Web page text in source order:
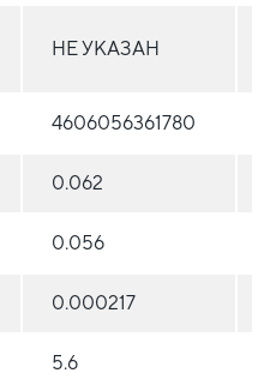
НЕ УКАЗАН
4606056361780
0.062
0.056
0.000217
5.6